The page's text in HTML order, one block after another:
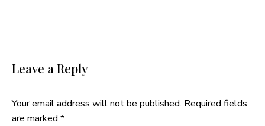
Leave a Reply
Your email address will not be published. Required fields
are marked *